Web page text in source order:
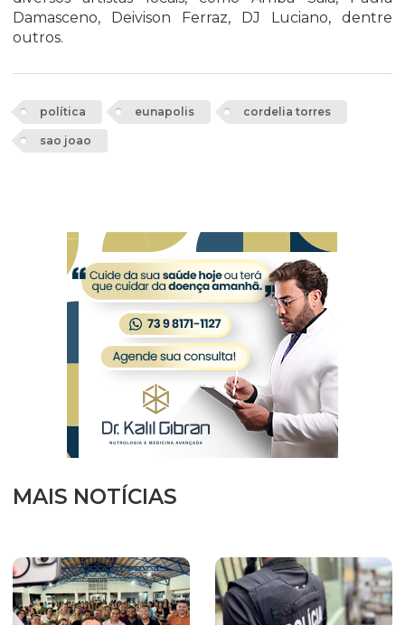
Damasceno, Deivison Ferraz, DJ Luciano, dentre
outros.
política eunapolis cordelia torres
sao joao
MAIS NOTÍCIAS